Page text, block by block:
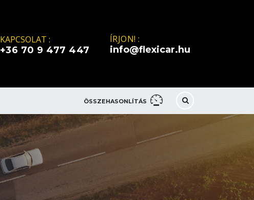
ÍRJON! :
info@flexicar.hu
KAPCSOLAT :
+36 70 9 477 447
ÖSSZEHASONLÍTÁS